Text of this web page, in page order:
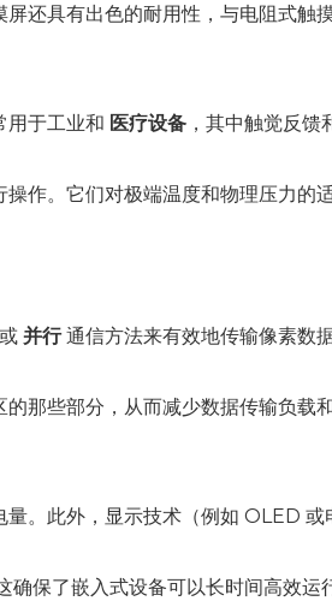
还具有出色的耐用性，与电阻式触
用于工业和 医疗设备 ，其中触觉反
作。它们对极端温度和物理压力的
并行通信方法来有效地传输像素数
那些部分，从而减少数据传输负载
。此外，显示技术（例如 OLED
保了嵌入式设备可以长时间高效运